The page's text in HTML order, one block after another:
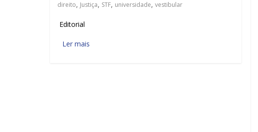
direito, Justiça, STF, universidade, vestibular
Editorial
Ler mais